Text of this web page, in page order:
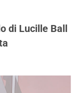
di Lucille Ball